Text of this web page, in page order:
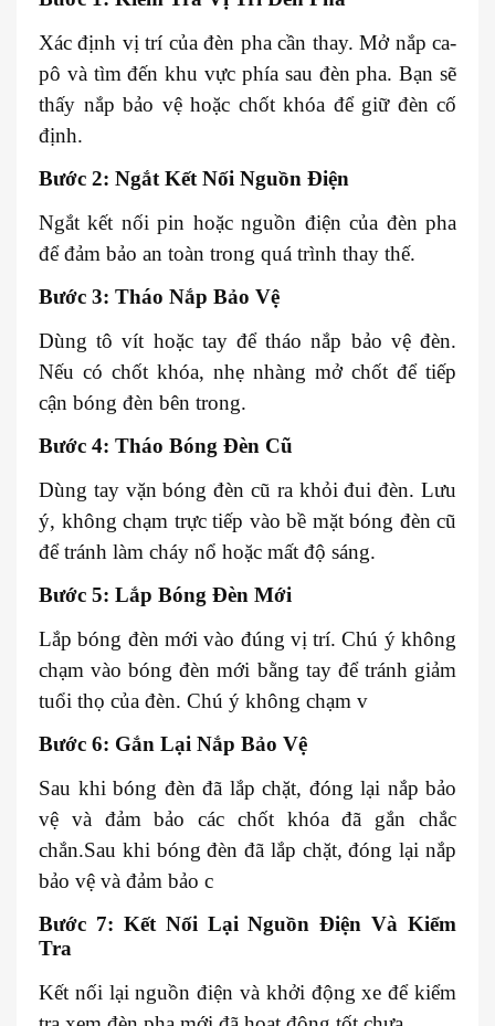
Xác định vị trí của đèn pha cần thay. Mở nắp ca-
pô và tìm đến khu vực phía sau đèn pha. Bạn sẽ
thấy nắp bảo vệ hoặc chốt khóa để giữ đèn cố
định.
Bước 2: Ngắt Kết Nối Nguồn Điện
Ngắt kết nối pin hoặc nguồn điện của đèn pha
để đảm bảo an toàn trong quá trình thay thế.
Bước 3: Tháo Nắp Bảo Vệ
Dùng tô vít hoặc tay để tháo nắp bảo vệ đèn.
Nếu có chốt khóa, nhẹ nhàng mở chốt để tiếp
cận bóng đèn bên trong.
Bước 4: Tháo Bóng Đèn Cũ
Dùng tay vặn bóng đèn cũ ra khỏi đui đèn. Lưu
ý, không chạm trực tiếp vào bề mặt bóng đèn cũ
để tránh làm cháy nổ hoặc mất độ sáng.
Bước 5: Lắp Bóng Đèn Mới
Lắp bóng đèn mới vào đúng vị trí. Chú ý không
chạm vào bóng đèn mới bằng tay để tránh giảm
tuổi thọ của đèn. Chú ý không chạm v
Bước 6: Gắn Lại Nắp Bảo Vệ
Sau khi bóng đèn đã lắp chặt, đóng lại nắp bảo
vệ và đảm bảo các chốt khóa đã gắn chắc
chắn.Sau khi bóng đèn đã lắp chặt, đóng lại nắp
bảo vệ và đảm bảo c
Bước 7: Kết Nối Lại Nguồn Điện Và Kiểm
Tra
Kết nối lại nguồn điện và khởi động xe để kiểm